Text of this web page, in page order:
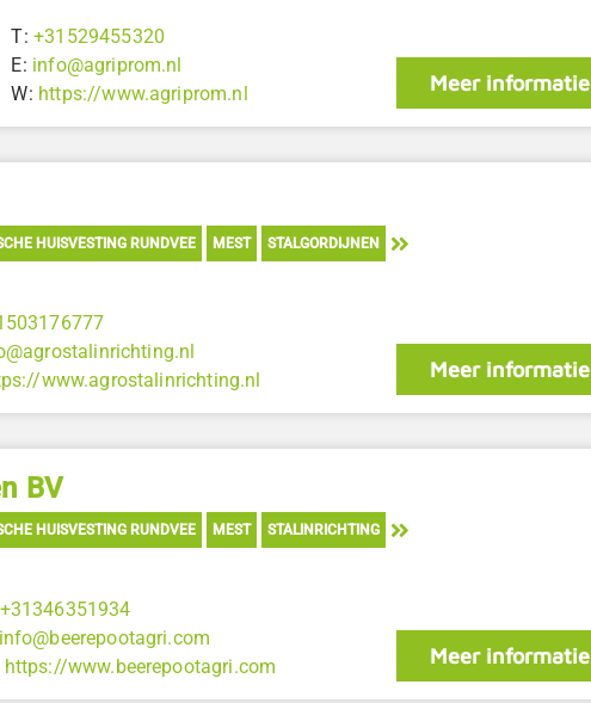
T:+31529455320
E: info@agriprom.nl
W: https://www.agriprom.nl Meer informatie
HUISVESTING RUNDVEE MEST STALGORDIJNEN
www.agrostalinrichting.nl Meer informatie
BV
HUISVESTING RUNDVEE MEST STALINRICHTING
+31346351934
info@beerepootagri.com
https://www.beerepootagri.com Meer informatie